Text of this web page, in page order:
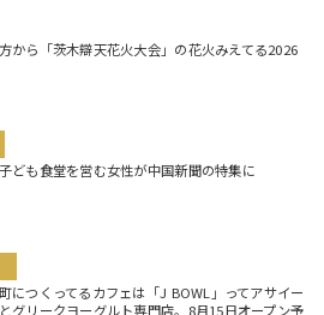
から「茨木辯天花火大会」の花火みえてる2026
ども食堂を営む女性が中国新聞の特集に
につくってるカフェは「J BOWL」ってアサイー
グリークヨーグルト専門店。8月15日オープン予